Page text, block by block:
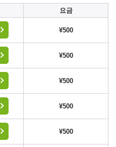
요금
¥500
¥500
¥500
¥500
¥500